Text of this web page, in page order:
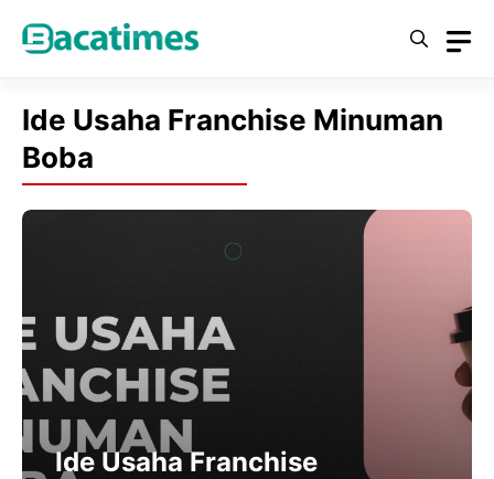
Ide Usaha Franchise Minuman
Boba
Ide Usaha Franchise